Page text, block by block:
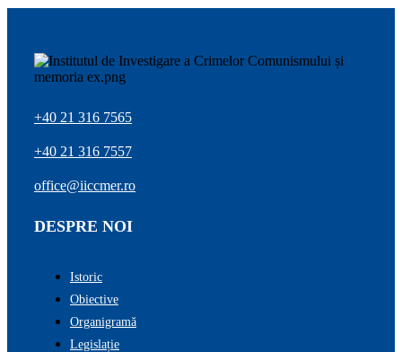
+40 21 316 7565
+40 21 316 7557
office@iiccmer.ro
DESPRE NOI
Istoric
Obiective
Organigramă
Legislație